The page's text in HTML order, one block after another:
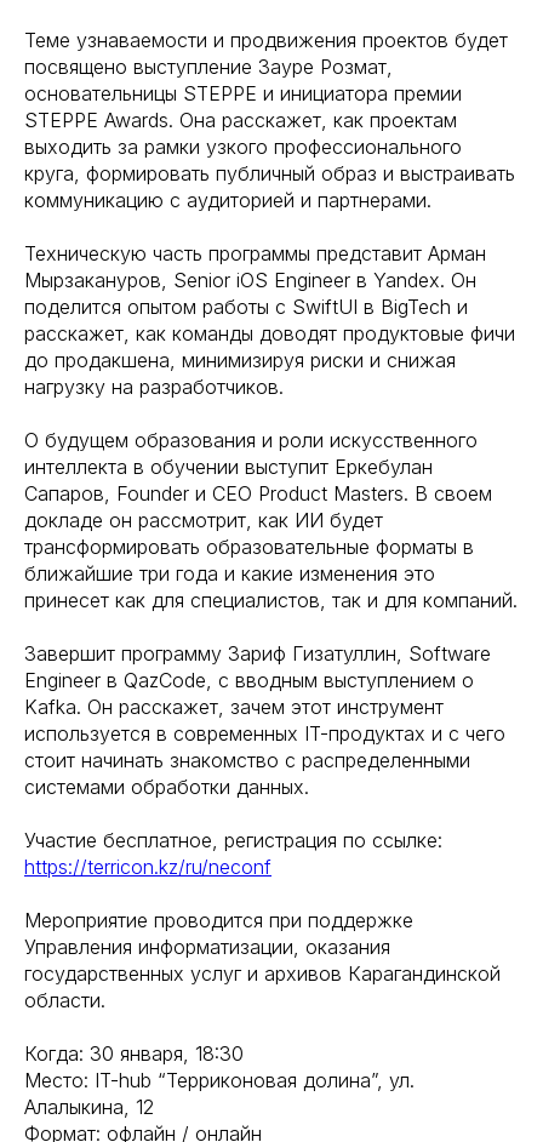
Теме узнаваемости и продвижения проектов будет
посвящено выступление Зауре Розмат,
основательницы STEPPE и инициатора премии
STEPPE Awards. Она расскажет, как проектам
выходить за рамки узкого профессионального
круга, формировать публичный образ и выстраивать
коммуникацию с аудиторией и партнерами.
Техническую часть программы представит Арман
Мырзакануров, Senior iOS Engineer в Yandex. Он
поделится опытом работы с SwiftUI в BigTech и
расскажет, как команды доводят продуктовые фичи
до продакшена, минимизируя риски и снижая
нагрузку на разработчиков.
О будущем образования и роли искусственного
интеллекта в обучении выступит Еркебулан
Сапаров, Founder и CEO Product Masters. В своем
докладе он рассмотрит, как ИИ будет
трансформировать образовательные форматы в
ближайшие три года и какие изменения это
принесет как для специалистов, так и для компаний.
Завершит программу Зариф Гизатуллин, Software
Engineer в QazCode, с вводным выступлением о
Kafka. Он расскажет, зачем этот инструмент
используется в современных IT-продуктах и с чего
стоит начинать знакомство с распределенными
системами обработки данных.
Участие бесплатное, регистрация по ссылке:
https://terricon.kz/ru/neconf
Мероприятие проводится при поддержке
Управления информатизации, оказания
государственных услуг и архивов Карагандинской
области.
Когда: 30 января, 18:30
Место: IT-hub “Терриконовая долина”, ул.
Алалыкина, 12
Формат: офлайн / онлайн